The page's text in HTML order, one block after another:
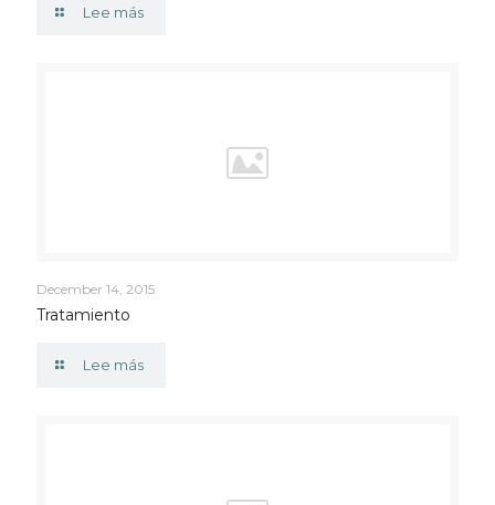
Lee más
December 14, 2015
Tratamiento
Lee más